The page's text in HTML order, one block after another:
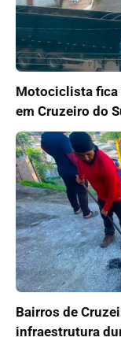
Motociclista fica
em Cruzeiro do
Bairros de
infraestrutura